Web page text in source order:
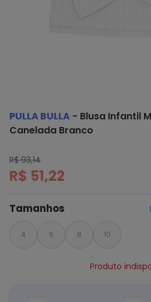
PULLA BULLA - Blusa Infantil
Canelada Branco
R$ 93,14
R$ 51,22
Tamanhos
4 6 8 10
Produto